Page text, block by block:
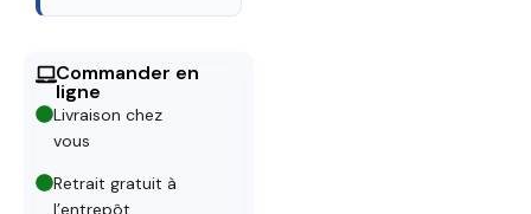
Commander en
ligne
Livraison chez
vous
Retrait gratuit à
l’entrepôt